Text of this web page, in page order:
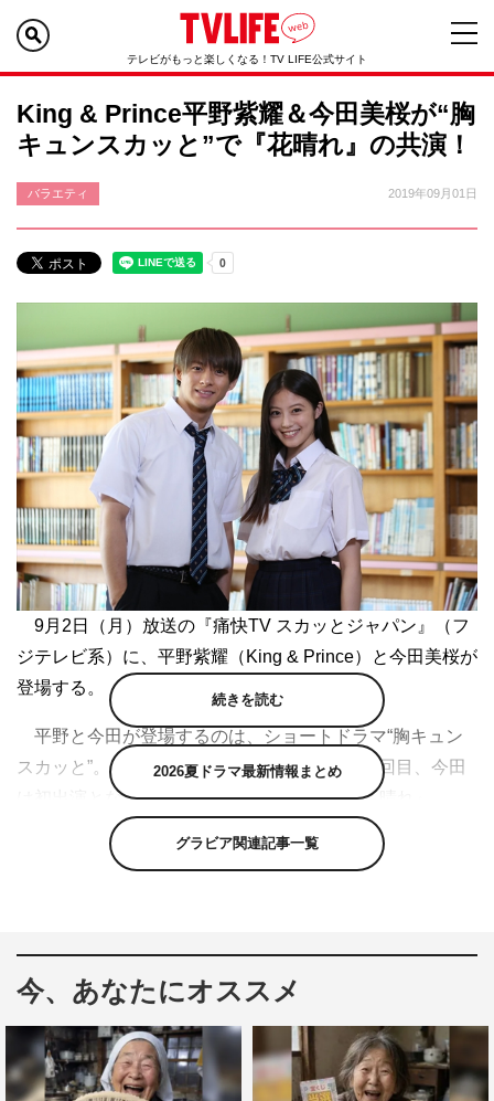
テレビがもっと楽しくなる！TV LIFE公式サイト
King & Prince平野紫耀＆今田美桜が“胸
キュンスカッと”で『花晴れ』の共演！
バラエティ 2019年09月01日
9月2日（月）放送の『痛快TV スカッとジャパン』（フ
ジテレビ系）に、平野紫耀（King & Prince）と今田美桜が
登場する。
平野と今田が登場するのは、ショートドラマ“胸キュン
スカッと”。平野の“胸キュンスカッと”出演は2回目、今田
は初出演となる。2人の共演はドラマ『花のち晴れ』
（TBS系／2018年4月期）以来で、今回は“先輩後輩”とい
う間柄を演じる。
まなとはイケメンで学校内での人気も高い。
まなとがいつものように図書室で本を読んでいると、怖
い幽霊が出ると噂が広まり、人が寄りつかなくなった図書
続きを読む
2026夏ドラマ最新情報まとめ
グラビア関連記事一覧
今、あなたにオススメ